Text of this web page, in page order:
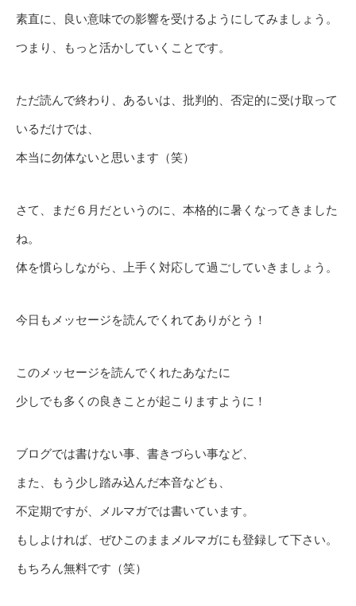
素直に、良い意味での影響を受けるようにしてみましょう。
つまり、もっと活かしていくことです。
ただ読んで終わり、あるいは、批判的、否定的に受け取って
いるだけでは、
本当に勿体ないと思います（笑）
さて、まだ６月だというのに、本格的に暑くなってきました
ね。
体を慣らしながら、上手く対応して過ごしていきましょう。
今日もメッセージを読んでくれてありがとう！
このメッセージを読んでくれたあなたに
少しでも多くの良きことが起こりますように！
ブログでは書けない事、書きづらい事など、
また、もう少し踏み込んだ本音なども、
不定期ですが、メルマガでは書いています。
もしよければ、ぜひこのままメルマガにも登録して下さい。
もちろん無料です（笑）